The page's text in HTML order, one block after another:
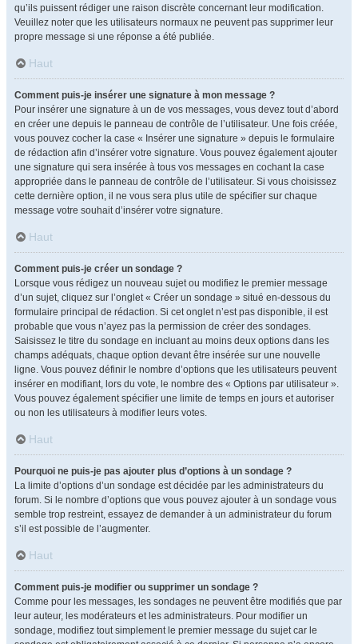
qu’ils puissent rédiger une raison discrète concernant leur modification.
Veuillez noter que les utilisateurs normaux ne peuvent pas supprimer leur
propre message si une réponse a été publiée.
Haut
Comment puis-je insérer une signature à mon message ?
Pour insérer une signature à un de vos messages, vous devez tout d’abord
en créer une depuis le panneau de contrôle de l’utilisateur. Une fois créée,
vous pouvez cocher la case « Insérer une signature » depuis le formulaire
de rédaction afin d’insérer votre signature. Vous pouvez également ajouter
une signature qui sera insérée à tous vos messages en cochant la case
appropriée dans le panneau de contrôle de l’utilisateur. Si vous choisissez
cette dernière option, il ne vous sera plus utile de spécifier sur chaque
message votre souhait d’insérer votre signature.
Haut
Comment puis-je créer un sondage ?
Lorsque vous rédigez un nouveau sujet ou modifiez le premier message
d’un sujet, cliquez sur l’onglet « Créer un sondage » situé en-dessous du
formulaire principal de rédaction. Si cet onglet n’est pas disponible, il est
probable que vous n’ayez pas la permission de créer des sondages.
Saisissez le titre du sondage en incluant au moins deux options dans les
champs adéquats, chaque option devant être insérée sur une nouvelle
ligne. Vous pouvez définir le nombre d’options que les utilisateurs peuvent
insérer en modifiant, lors du vote, le nombre des « Options par utilisateur ».
Vous pouvez également spécifier une limite de temps en jours et autoriser
ou non les utilisateurs à modifier leurs votes.
Haut
Pourquoi ne puis-je pas ajouter plus d’options à un sondage ?
La limite d’options d’un sondage est décidée par les administrateurs du
forum. Si le nombre d’options que vous pouvez ajouter à un sondage vous
semble trop restreint, essayez de demander à un administrateur du forum
s’il est possible de l’augmenter.
Haut
Comment puis-je modifier ou supprimer un sondage ?
Comme pour les messages, les sondages ne peuvent être modifiés que par
leur auteur, les modérateurs et les administrateurs. Pour modifier un
sondage, modifiez tout simplement le premier message du sujet car le